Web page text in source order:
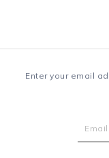
Enter your email